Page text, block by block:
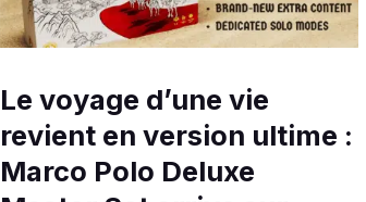
Le voyage d’une vie
revient en version ultime :
Marco Polo Deluxe